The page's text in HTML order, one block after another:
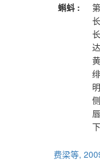
蝌蚪 :
费梁等,